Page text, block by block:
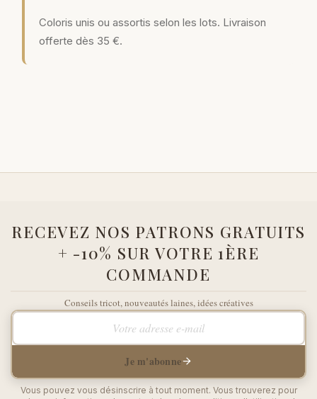
Coloris unis ou assortis selon les lots. Livraison
offerte dès 35 €.
RECEVEZ NOS PATRONS GRATUITS
+ -10% SUR VOTRE 1ÈRE
COMMANDE
Conseils tricot, nouveautés laines, idées créatives
Votre adresse e-mail
Je m'abonne
Vous pouvez vous désinscrire à tout moment. Vous trouverez pour